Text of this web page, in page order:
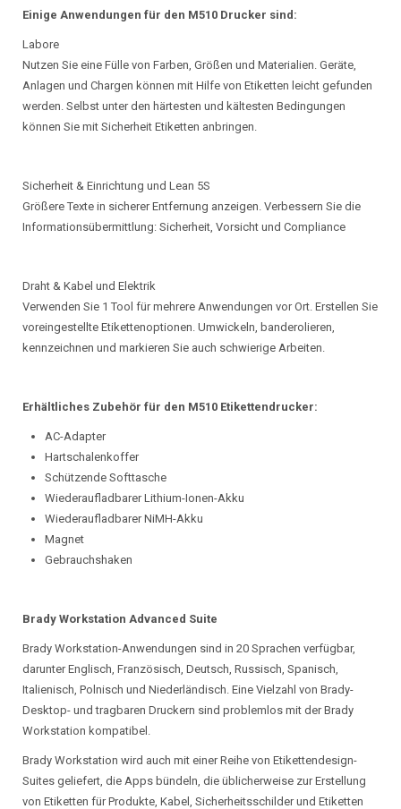
Einige Anwendungen für den M510 Drucker sind:
Labore
Nutzen Sie eine Fülle von Farben, Größen und Materialien. Geräte,
Anlagen und Chargen können mit Hilfe von Etiketten leicht gefunden
werden. Selbst unter den härtesten und kältesten Bedingungen
können Sie mit Sicherheit Etiketten anbringen.
Sicherheit & Einrichtung und Lean 5S
Größere Texte in sicherer Entfernung anzeigen. Verbessern Sie die
Informationsübermittlung: Sicherheit, Vorsicht und Compliance
Draht & Kabel und Elektrik
Verwenden Sie 1 Tool für mehrere Anwendungen vor Ort. Erstellen Sie
voreingestellte Etikettenoptionen. Umwickeln, banderolieren,
kennzeichnen und markieren Sie auch schwierige Arbeiten.
Erhältliches Zubehör für den M510 Etikettendrucker:
AC-Adapter
Hartschalenkoffer
Schützende Softtasche
Wiederaufladbarer Lithium-Ionen-Akku
Wiederaufladbarer NiMH-Akku
Magnet
Gebrauchshaken
Brady Workstation Advanced Suite
Brady Workstation-Anwendungen sind in 20 Sprachen verfügbar,
darunter Englisch, Französisch, Deutsch, Russisch, Spanisch,
Italienisch, Polnisch und Niederländisch. Eine Vielzahl von Brady-
Desktop- und tragbaren Druckern sind problemlos mit der Brady
Workstation kompatibel.
Brady Workstation wird auch mit einer Reihe von Etikettendesign-
Suites geliefert, die Apps bündeln, die üblicherweise zur Erstellung
von Etiketten für Produkte, Kabel, Sicherheitsschilder und Etiketten